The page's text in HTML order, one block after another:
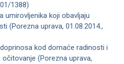
1388)
umirovljenika koji obavljaju
(Porezna uprava, 01.08.2014.,
kod domaće radinosti i
(Porezna uprava,